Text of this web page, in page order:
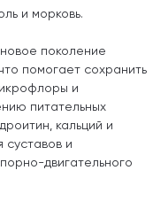
и морковь.
поколение
помогает сохранить
и
питательных
кальций и
суставов и
двигательного